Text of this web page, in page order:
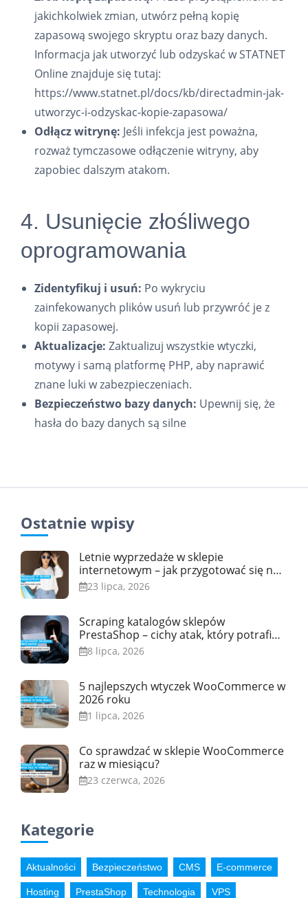
jakichkolwiek zmian, utwórz pełną kopię
zapasową swojego skryptu oraz bazy danych.
Informacja jak utworzyć lub odzyskać w STATNET
Online znajduje się tutaj:
https://www.statnet.pl/docs/kb/directadmin-jak-
utworzyc-i-odzyskac-kopie-zapasowa/
Odłącz witrynę: Jeśli infekcja jest poważna,
rozważ tymczasowe odłączenie witryny, aby
zapobiec dalszym atakom.
4. Usunięcie złośliwego
oprogramowania
Zidentyfikuj i usuń: Po wykryciu
zainfekowanych plików usuń lub przywróć je z
kopii zapasowej.
Aktualizacje: Zaktualizuj wszystkie wtyczki,
motywy i samą platformę PHP, aby naprawić
znane luki w zabezpieczeniach.
Bezpieczeństwo bazy danych: Upewnij się, że
hasła do bazy danych są silne
Ostatnie wpisy
Letnie wyprzedaże w sklepie
internetowym – jak przygotować się na
skok ruchu
23 lipca, 2026
Scraping katalogów sklepów
PrestaShop – cichy atak, który potrafi
przeciążyć serwer
8 lipca, 2026
5 najlepszych wtyczek WooCommerce w
2026 roku
1 lipca, 2026
Co sprawdzać w sklepie WooCommerce
raz w miesiącu?
23 czerwca, 2026
Kategorie
Aktualności Bezpieczeństwo CMS E-commerce
Hosting PrestaShop Technologia VPS